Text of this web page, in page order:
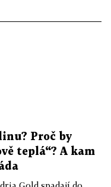
Proč by
teplá“? A kam